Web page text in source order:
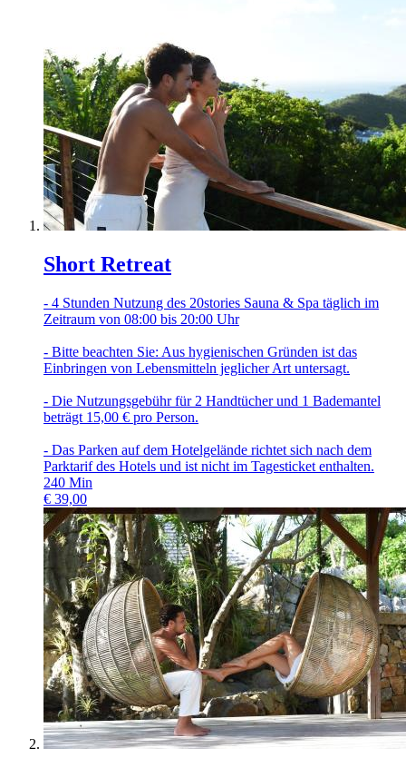
Short Retreat
- 4 Stunden Nutzung des 20stories Sauna & Spa täglich im
Zeitraum von 08:00 bis 20:00 Uhr
- Bitte beachten Sie: Aus hygienischen Gründen ist das
Einbringen von Lebensmitteln jeglicher Art untersagt.
- Die Nutzungsgebühr für 2 Handtücher und 1 Bademantel
beträgt 15,00 € pro Person.
- Das Parken auf dem Hotelgelände richtet sich nach dem
Parktarif des Hotels und ist nicht im Tagesticket enthalten.
240 Min
€ 39,00